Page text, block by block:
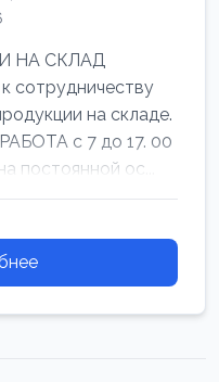
НА СКЛАД
сотрудничеству
на складе.
с 7 до 17. 00
постоянной ос...